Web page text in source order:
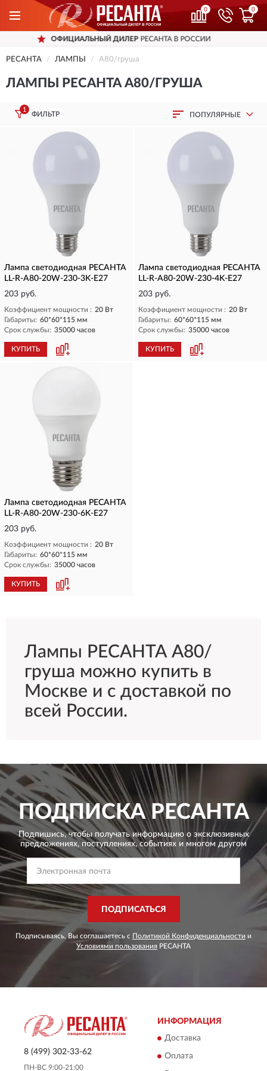
0 0
ОФИЦИАЛЬНЫЙ ДИЛЕРРЕСАНТА В РОССИИ
РЕСАНТА ЛАМПЫ А80/груша
ЛАМПЫ РЕСАНТА А80/ГРУША
1
ФИЛЬТР ПОПУЛЯРНЫЕ
Лампа светодиодная РЕСАНТА
LL-R-A80-20W-230-3K-E27
203 руб.
Коэффициент мощности : 20 Вт
Габариты: 60*60*115 мм
Срок службы: 35000 часов
КУПИТЬ
Лампа светодиодная РЕСАНТА
LL-R-A80-20W-230-4K-E27
203 руб.
Коэффициент мощности : 20 Вт
Габариты: 60*60*115 мм
Срок службы: 35000 часов
КУПИТЬ
Лампа светодиодная РЕСАНТА
LL-R-A80-20W-230-6K-E27
203 руб.
Коэффициент мощности : 20 Вт
Габариты: 60*60*115 мм
Срок службы: 35000 часов
КУПИТЬ
Лампы РЕСАНТА А80/
груша можно купить в
Москве и с доставкой по
всей России.
ПОДПИСКАРЕСАНТА
Подпишись, чтобы получать информацию о эксклюзивных
предложениях, поступлениях, событиях и многом другом
ПОДПИСАТЬСЯ
Подписываясь, Вы соглашаетесь с Политикой Конфиденциальности и
Условиями пользования РЕСАНТА
8 (499) 302-33-62
ПН-ВС 9:00-21:00
ИНФОРМАЦИЯ
Доставка
Оплата